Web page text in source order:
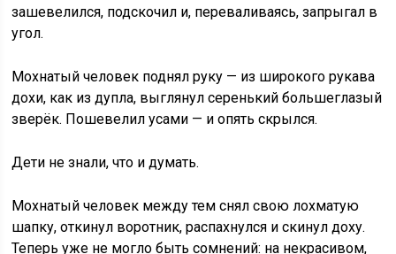
зашевелился, подскочил и, переваливаясь, запрыгал в
угол.
Мохнатый человек поднял руку — из широкого рукава
дохи, как из дупла, выглянул серенький большеглазый
зверёк. Пошевелил усами — и опять скрылся.
Дети не знали, что и думать.
Мохнатый человек между тем снял свою лохматую
шапку, откинул воротник, распахнулся и скинул доху.
Теперь уже не могло быть сомнений: на некрасивом,